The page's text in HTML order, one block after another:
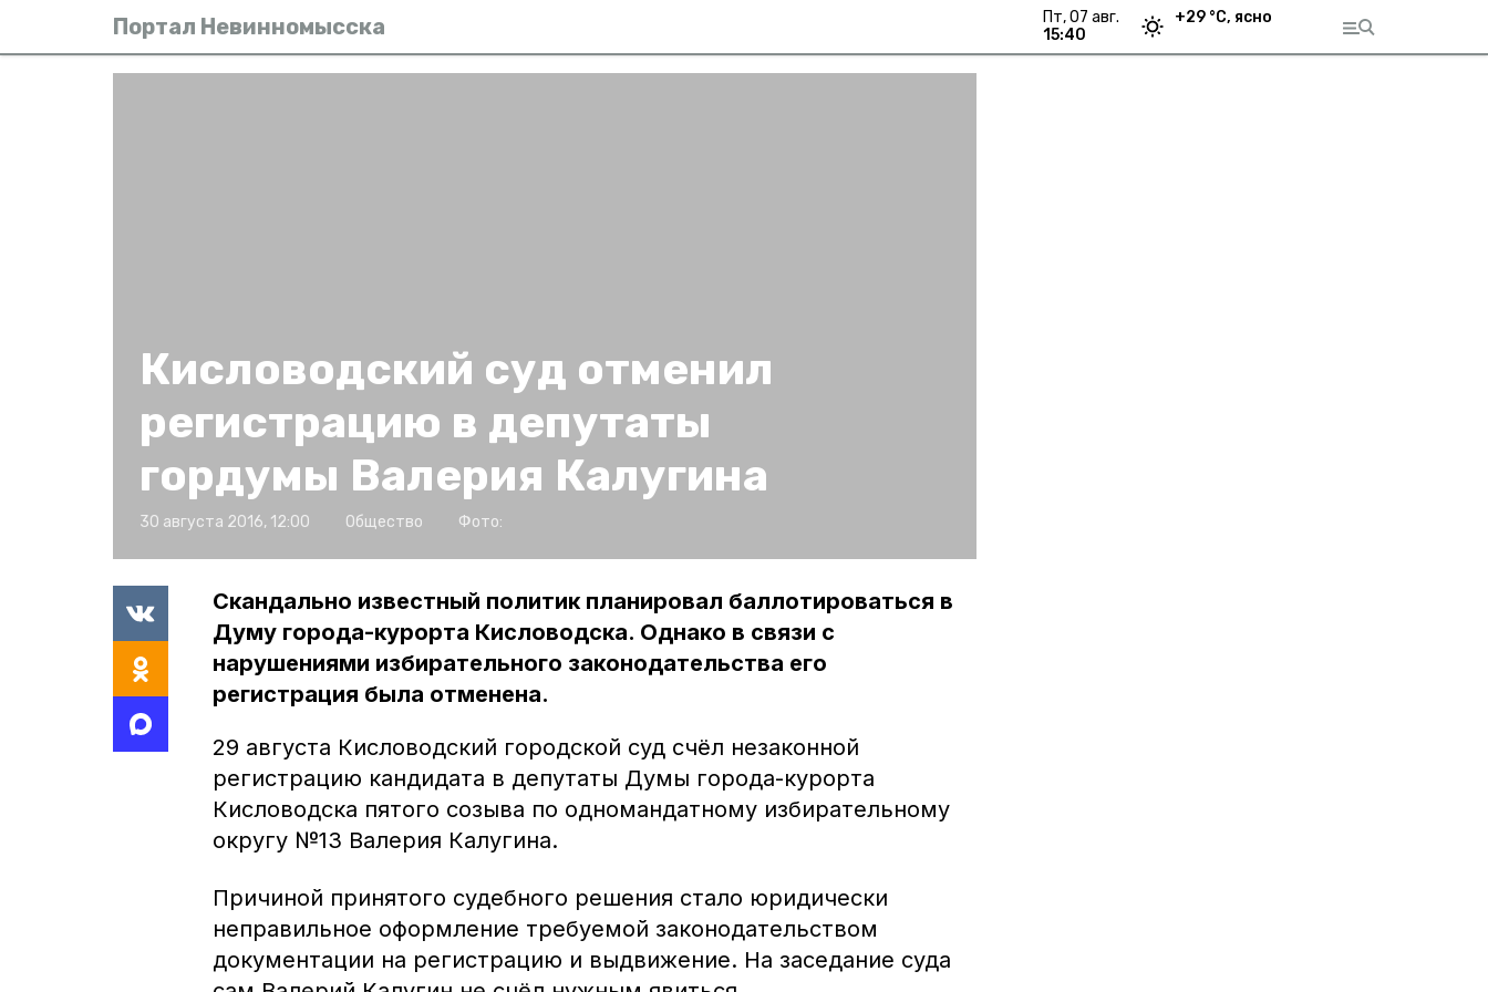
Портал Невинномысска
пт, 07 авг.
15:40
+29 °С, ясно
Кисловодский суд отменил
регистрацию в депутаты
гордумы Валерия Калугина
30 августа 2016, 12:00 Общество Фото:
Скандально известный политик планировал баллотироваться в
Думу города-курорта Кисловодска. Однако в связи с
нарушениями избирательного законодательства его
регистрация была отменена.
29 августа Кисловодский городской суд счёл незаконной
регистрацию кандидата в депутаты Думы города-курорта
Кисловодска пятого созыва по одномандатному избирательному
округу №13 Валерия Калугина.
Причиной принятого судебного решения стало юридически
неправильное оформление требуемой законодательством
документации на регистрацию и выдвижение. На заседание суда